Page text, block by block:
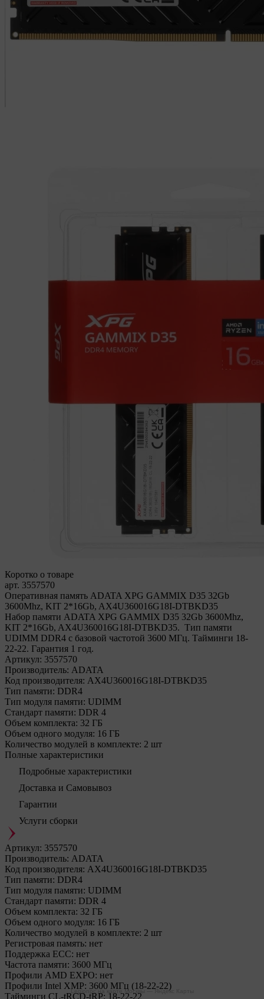
Коротко о товаре
арт. 3557570
Оперативная память ADATA XPG GAMMIX D35 32Gb
3600Mhz, KIT 2*16Gb, AX4U360016G18I-DTBKD35
Набор памяти ADATA XPG GAMMIX D35 32Gb 3600Mhz,
KIT 2*16Gb, AX4U360016G18I-DTBKD35. Тип памяти
UDIMM DDR4 с базовой частотой 3600 МГц. Тайминги 18-
22-22. Гарантия 1 год.
Артикул: 3557570
Производитель: ADATA
Код производителя: AX4U360016G18I-DTBKD35
Тип памяти: DDR4
Тип модуля памяти: UDIMM
Стандарт памяти: DDR 4
Объем комплекта: 32 ГБ
Объем одного модуля: 16 ГБ
Количество модулей в комплекте: 2 шт
Полные характеристики
Подробные характеристики
Доставка и Самовывоз
Гарантии
Услуги сборки
Артикул: 3557570
Производитель: ADATA
Код производителя: AX4U360016G18I-DTBKD35
Тип памяти: DDR4
Тип модуля памяти: UDIMM
Стандарт памяти: DDR 4
Объем комплекта: 32 ГБ
Объем одного модуля: 16 ГБ
Количество модулей в комплекте: 2 шт
Регистровая память: нет
Поддержка ECC: нет
Частота памяти: 3600 МГц
Профили AMD EXPO: нет
Профили Intel XMP: 3600 МГц (18-22-22)
Тайминги CL-tRCD-tRP: 18-22-22
Legionpc на карте Москвы — Яндекс Карты